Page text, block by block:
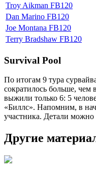
Troy Aikman FB120
Dan Marino FB120
Joe Montana FB120
Terry Bradshaw FB120
Survival Pool
По итогам 9 тура
сократилось больше, чем
выжили только 6: 5
«Биллс». Напомним, в
участника. Детали можно
Другие